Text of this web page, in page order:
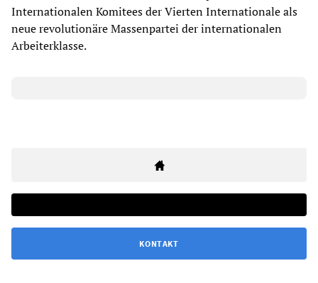
Internationalen Komitees der Vierten Internationale als
neue revolutionäre Massenpartei der internationalen
Arbeiterklasse.
KONTAKT